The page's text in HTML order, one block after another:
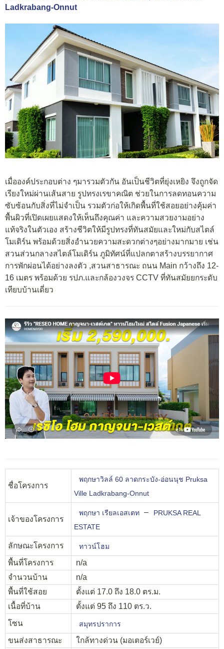
Ladkrabang-Onnut
เมื่อองค์ประกอบต่าง ๆมารวมตัวกัน อันเป็นชีวิตที่ยุ่งเหยิง จึงถูกจัด
เรียงใหม่ผ่านเส้นสาย รูปทรงเรขาคณิต ช่วยในการลดทอนความ
ซับซ้อนกับสิ่งที่ไม่จำเป็น รวมตัวก่อให้เกิดพื้นที่ใช้สอยอย่างคุ้มค่า
พื้นผิวที่เปิดเผยแสดงให้เห็นถึงคุณค่า และความสวยงามอย่าง
แท้จริงในตัวเอง สร้างชีวิตให้มีรูปทรงที่ทันสมัยและใหม่กับสไตล์
โมเดิร์น พร้อมด้วยสิ่งอำนวยความสะดวกต่างๆอย่างมากมาย เช่น
สวนส่วนกลางสไตล์โมเดิร์น ภูมิทัศน์ที่แปลกตาสร้างบรรยากาศ
การพักผ่อนได้อย่างลงตัว ,สวนสาธารณะ ถนน Main กว้างถึง 12-
16 เมตร พร้อมด้วย รปภ.และกล้องวงจร CCTV ที่ทันสมัยยกระดับ
เทียบบ้านเดี่ยว
ชื่อโครงการ
พฤกษาวิลล์ 60 ลาดกระบัง-อ่อนนุช Pruksa
Ville Ladkrabang-Onnut
เจ้าของโครงการ
พฤกษา เรียลเอสเตท –
PRUKSA REAL
ESTATE
ลักษณะโครงการ ทาวน์โฮม
พื้นที่โครงการ
n/a
จำนวนบ้าน
n/a
พื้นที่ใช้สอย
ตั้งแต่ 17.0 ถึง 18.0 ตร.ม.
เนื้อที่บ้าน
ตั้งแต่ 95 ถึง 110 ตร.ว.
โซน
สมุทรปราการ
ขนส่งสาธารณะ
ใกล้ทางด่วน (มอเตอร์เวย์)